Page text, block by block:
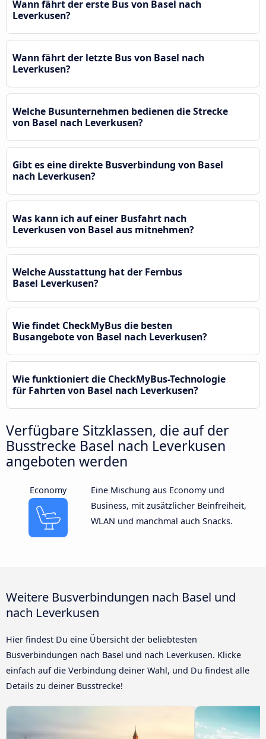
Wann fährt der erste Bus von Basel nach
Leverkusen?
Wann fährt der letzte Bus von Basel nach
Leverkusen?
Welche Busunternehmen bedienen die Strecke
von Basel nach Leverkusen?
Gibt es eine direkte Busverbindung von Basel
nach Leverkusen?
Was kann ich auf einer Busfahrt nach
Leverkusen von Basel aus mitnehmen?
Welche Ausstattung hat der Fernbus
Basel Leverkusen?
Wie findet CheckMyBus die besten
Busangebote von Basel nach Leverkusen?
Wie funktioniert die CheckMyBus-Technologie
für Fahrten von Basel nach Leverkusen?
Verfügbare Sitzklassen, die auf der
Busstrecke Basel nach Leverkusen
angeboten werden
Economy
Eine Mischung aus Economy und
Business, mit zusätzlicher Beinfreiheit,
WLAN und manchmal auch Snacks.
Weitere Busverbindungen nach Basel und
nach Leverkusen
Hier findest Du eine Übersicht der beliebtesten
Busverbindungen nach Basel und nach Leverkusen. Klicke
einfach auf die Verbindung deiner Wahl, und Du findest alle
Details zu deiner Busstrecke!